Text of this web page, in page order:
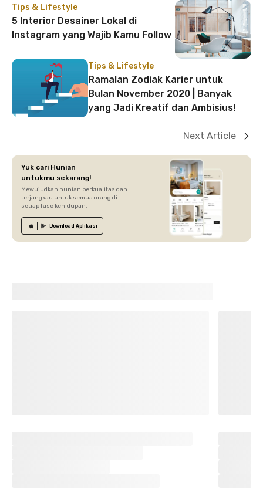
Tips & Lifestyle
5 Interior Desainer Lokal di
Instagram yang Wajib Kamu Follow
Tips & Lifestyle
Ramalan Zodiak Karier untuk
Bulan November 2020 | Banyak
yang Jadi Kreatif dan Ambisius!
Next Article
Yuk cari Hunian
untukmu sekarang!
Mewujudkan hunian berkualitas dan
terjangkau untuk semua orang di
setiap fase kehidupan.
Download Aplikasi